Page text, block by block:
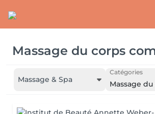
Massage du corps
Massage & Spa
Catégories
Massage